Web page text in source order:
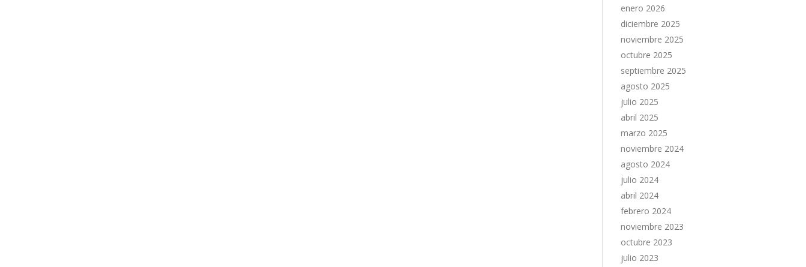
enero 2026
diciembre 2025
noviembre 2025
octubre 2025
septiembre 2025
agosto 2025
julio 2025
abril 2025
marzo 2025
noviembre 2024
agosto 2024
julio 2024
abril 2024
febrero 2024
noviembre 2023
octubre 2023
julio 2023